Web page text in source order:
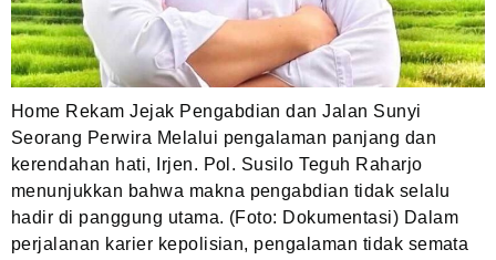
Home Rekam Jejak Pengabdian dan Jalan Sunyi
Seorang Perwira Melalui pengalaman panjang dan
kerendahan hati, Irjen. Pol. Susilo Teguh Raharjo
menunjukkan bahwa makna pengabdian tidak selalu
hadir di panggung utama. (Foto: Dokumentasi) Dalam
perjalanan karier kepolisian, pengalaman tidak semata